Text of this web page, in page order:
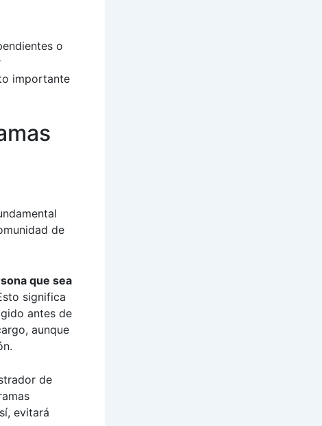
o
importante
de
que sea
significa
antes de
aunque
de
evitará